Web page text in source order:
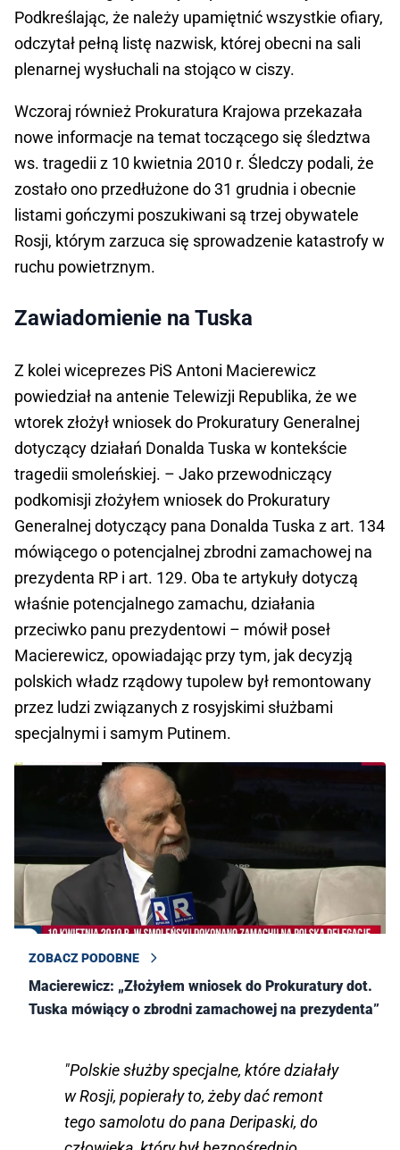
Podkreślając, że należy upamiętnić wszystkie ofiary,
odczytał pełną listę nazwisk, której obecni na sali
plenarnej wysłuchali na stojąco w ciszy.
Wczoraj również Prokuratura Krajowa przekazała
nowe informacje na temat toczącego się śledztwa
ws. tragedii z 10 kwietnia 2010 r. Śledczy podali, że
zostało ono przedłużone do 31 grudnia i obecnie
listami gończymi poszukiwani są trzej obywatele
Rosji, którym zarzuca się sprowadzenie katastrofy w
ruchu powietrznym.
Zawiadomienie na Tuska
Z kolei wiceprezes PiS Antoni Macierewicz
powiedział na antenie Telewizji Republika, że we
wtorek złożył wniosek do Prokuratury Generalnej
dotyczący działań Donalda Tuska w kontekście
tragedii smoleńskiej. – Jako przewodniczący
podkomisji złożyłem wniosek do Prokuratury
Generalnej dotyczący pana Donalda Tuska z art. 134
mówiącego o potencjalnej zbrodni zamachowej na
prezydenta RP i art. 129. Oba te artykuły dotyczą
właśnie potencjalnego zamachu, działania
przeciwko panu prezydentowi – mówił poseł
Macierewicz, opowiadając przy tym, jak decyzją
polskich władz rządowy tupolew był remontowany
przez ludzi związanych z rosyjskimi służbami
specjalnymi i samym Putinem.
ZOBACZ PODOBNE
Macierewicz: „Złożyłem wniosek do Prokuratury dot.
Tuska mówiący o zbrodni zamachowej na prezydenta”
"Polskie służby specjalne, które działały
w Rosji, popierały to, żeby dać remont
tego samolotu do pana Deripaski, do